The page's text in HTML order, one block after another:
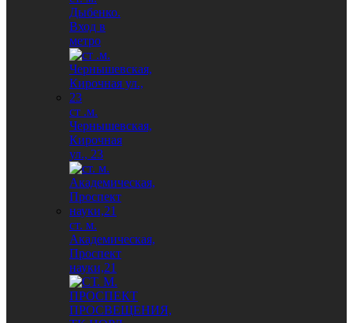
Дыбенко.
Вход в
метро
ст .м.
Чернышевская,
Кирочная
ул., 23
ст. м.
Академическая,
Проспект
науки,21